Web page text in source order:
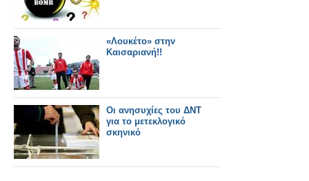
«Λουκέτο» στην
Καισαριανή!!
Οι ανησυχίες του ΔΝΤ
για το μετεκλογικό
σκηνικό